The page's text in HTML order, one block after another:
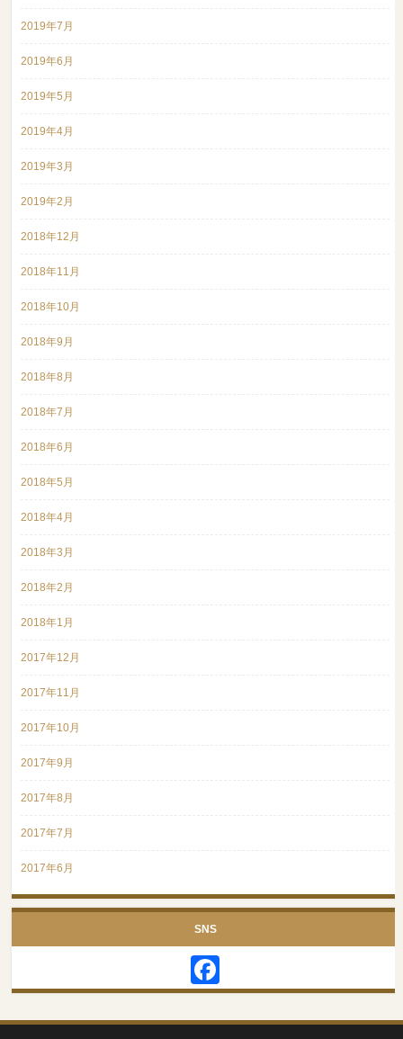
2019年7月
2019年6月
2019年5月
2019年4月
2019年3月
2019年2月
2018年12月
2018年11月
2018年10月
2018年9月
2018年8月
2018年7月
2018年6月
2018年5月
2018年4月
2018年3月
2018年2月
2018年1月
2017年12月
2017年11月
2017年10月
2017年9月
2017年8月
2017年7月
2017年6月
SNS